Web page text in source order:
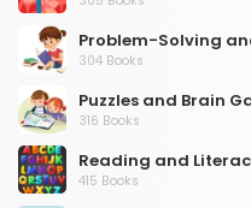
Problem-Solving
304 Books
Puzzles and Brain
316 Books
Reading and
415 Books